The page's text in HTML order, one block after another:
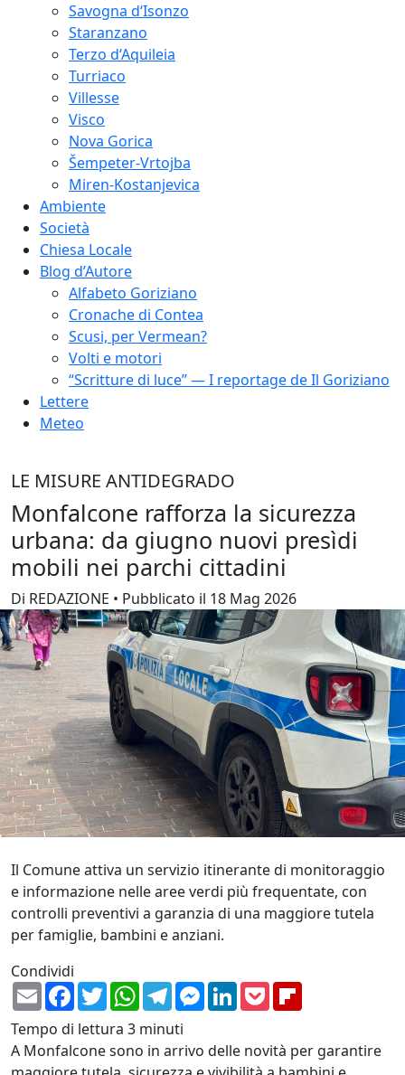
Savogna d‘Isonzo
Staranzano
Terzo d‘Aquileia
Turriaco
Villesse
Visco
Nova Gorica
Šempeter-Vrtojba
Miren-Kostanjevica
Ambiente
Società
Chiesa Locale
Blog d’Autore
Alfabeto Goriziano
Cronache di Contea
Scusi, per Vermean?
Volti e motori
“Scritture di luce” — I reportage de Il Goriziano
Lettere
Meteo
LE MISURE ANTIDEGRADO
Monfalcone rafforza la sicurezza
urbana: da giugno nuovi presìdi
mobili nei parchi cittadini
Di REDAZIONE • Pubblicato il 18 Mag 2026
Il Comune attiva un servizio itinerante di monitoraggio
e informazione nelle aree verdi più frequentate, con
controlli preventivi a garanzia di una maggiore tutela
per famiglie, bambini e anziani.
Condividi
EmailFacebook
TwitterWhatsApp
TelegramMessenger
LinkedIn
Pocket
Tempo di lettura 3 minuti
A Monfalcone sono in arrivo delle novità per garantire